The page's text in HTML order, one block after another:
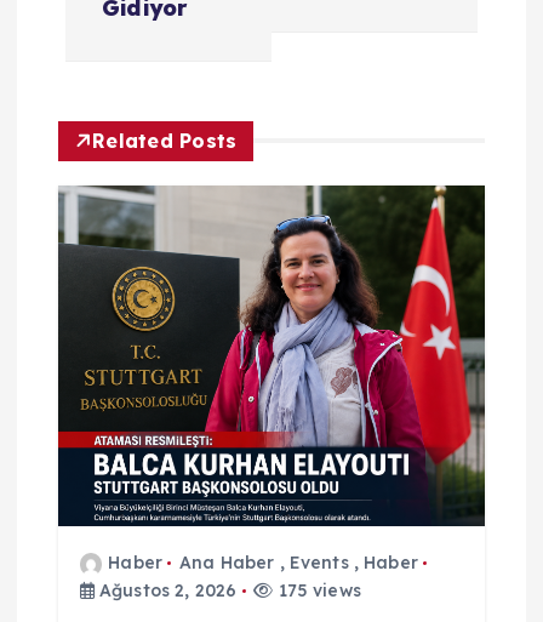
g
e
z
m
Gidiyor
Related Posts
Haber Ana Haber , Events, Haber
Ağustos 2, 2026
175 views